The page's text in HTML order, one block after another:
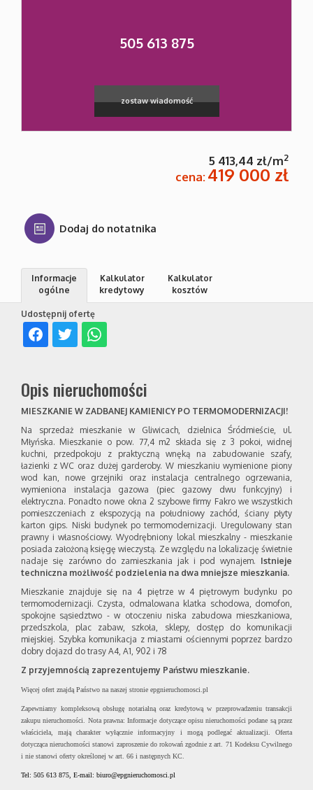
Kontakt
505 613 875
zostaw wiadomość
5 413,44 zł/m2
cena:419 000 zł
Dodaj do notatnika
Udostępnij ofertę
Informacje
ogólne
Kalkulator
kredytowy
Kalkulator
kosztów
Opis nieruchomości
MIESZKANIE W ZADBANEJ KAMIENICY PO TERMOMODERNIZACJI!
Na sprzedaż mieszkanie w Gliwicach, dzielnica Śródmieście, ul.
Młyńska. Mieszkanie o pow. 77,4 m2 składa się z 3 pokoi, widnej
kuchni, przedpokoju z praktyczną wnęką na zabudowanie szafy,
łazienki z WC oraz dużej garderoby. W mieszkaniu wymienione piony
wod kan, nowe grzejniki oraz instalacja centralnego ogrzewania,
wymieniona instalacja gazowa (piec gazowy dwu funkcyjny) i
elektryczna. Ponadto nowe okna 2 szybowe firmy Fakro we wszystkich
pomieszczeniach z ekspozycją na południowy zachód, ściany płyty
karton gips. Niski budynek po termomodernizacji. Uregulowany stan
prawny i własnościowy. Wyodrębniony lokal mieszkalny - mieszkanie
posiada założoną księgę wieczystą. Ze względu na lokalizację świetnie
nadaje się zarówno do zamieszkania jak i pod wynajem. Istnieje
techniczna możliwość podzielenia na dwa mniejsze mieszkania.
Mieszkanie znajduje się na 4 piętrze w 4 piętrowym budynku po
termomodernizacji. Czysta, odmalowana klatka schodowa, domofon,
spokojne sąsiedztwo - w otoczeniu niska zabudowa mieszkaniowa,
przedszkola, plac zabaw, szkoła, sklepy, dostęp do komunikacji
miejskiej. Szybka komunikacja z miastami ościennymi poprzez bardzo
dobry dojazd do trasy A4, A1, 902 i 78
Z przyjemnością zaprezentujemy Państwu mieszkanie.
Więcej ofert znajdą Państwo na naszej stronie epgnieruchomosci.pl
Zapewniamy kompleksową obsługę notarialną oraz kredytową w przeprowadzeniu transakcji
zakupu nieruchomości. Nota prawna: Informacje dotyczące opisu nieruchomości podane są przez
właściciela, mają charakter wyłącznie informacyjny i mogą podlegać aktualizacji. Oferta
dotycząca nieruchomości stanowi zaproszenie do rokowań zgodnie z art. 71 Kodeksu Cywilnego
i nie stanowi oferty określonej w art. 66 i następnych KC.
Tel: 505 613 875, E-mail: biuro@epgnieruchomosci.pl